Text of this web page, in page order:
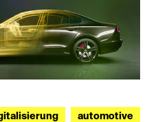
automotive